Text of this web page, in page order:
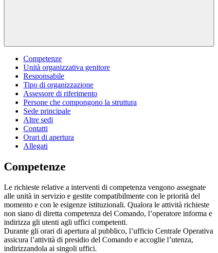
Competenze
Unità organizzativa genitore
Responsabile
Tipo di organizzazione
Assessore di riferimento
Persone che compongono la struttura
Sede principale
Altre sedi
Contatti
Orari di apertura
Allegati
Competenze
Le richieste relative a interventi di competenza vengono assegnate
alle unità in servizio e gestite compatibilmente con le priorità del
momento e con le esigenze istituzionali. Qualora le attività richieste
non siano di diretta competenza del Comando, l’operatore informa e
indirizza gli utenti agli uffici competenti.
Durante gli orari di apertura al pubblico, l’ufficio Centrale Operativa
assicura l’attività di presidio del Comando e accoglie l’utenza,
indirizzandola ai singoli uffici.